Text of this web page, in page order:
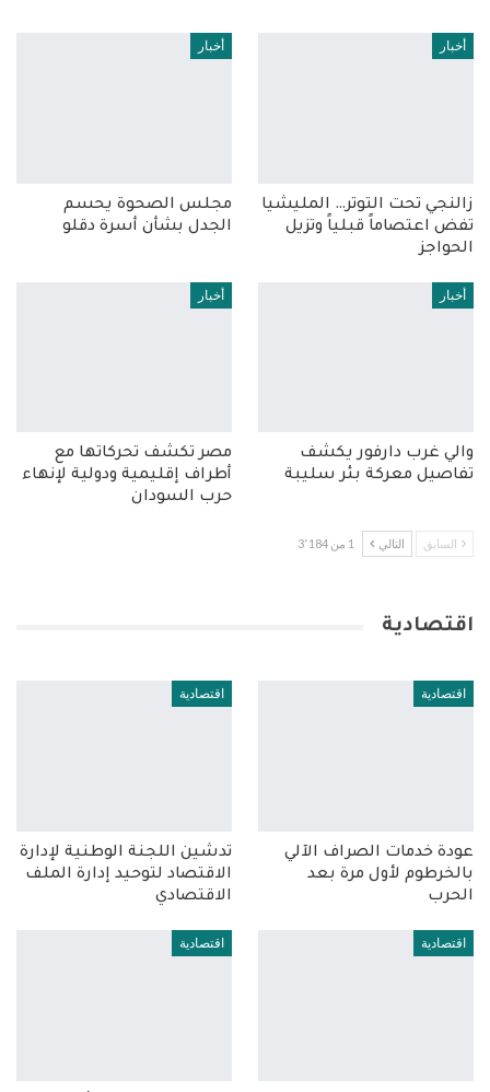
أخبار
زالنجي تحت التوتر… المليشيا
تفض اعتصاماً قبلياً وتزيل
الحواجز
أخبار
مجلس الصحوة يحسم
الجدل بشأن أسرة دقلو
أخبار
والي غرب دارفور يكشف
تفاصيل معركة بئر سليبة
أخبار
مصر تكشف تحركاتها مع
أطراف إقليمية ودولية لإنهاء
حرب السودان
السابق التالي 1 من 3٬184
اقتصادية
اقتصادية
عودة خدمات الصراف الآلي
بالخرطوم لأول مرة بعد
الحرب
اقتصادية
تدشين اللجنة الوطنية لإدارة
الاقتصاد لتوحيد إدارة الملف
الاقتصادي
اقتصادية اقتصادية